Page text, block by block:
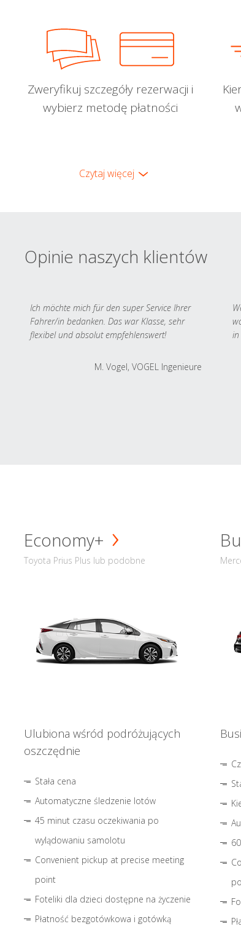
Zweryfikuj szczegóły rezerwacji i
wybierz metodę płatności
Czytaj więcej
Opinie naszych klientów
Ich möchte mich für den super Service Ihrer
Fahrer/in bedanken. Das war Klasse, sehr
flexibel und absolut empfehlenswert!
M. Vogel, VOGEL Ingenieure
in
Economy+
Toyota Prius Plus lub podobne
Ulubiona wśród podróżujących
oszczędnie
Stała cena
Automatyczne śledzenie lotów
45 minut czasu oczekiwania po
wylądowaniu samolotu
Convenient pickup at precise meeting
point
Foteliki dla dzieci dostępne na życzenie
Płatność bezgotówkowa i gotówką